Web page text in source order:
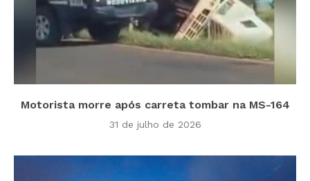
Motorista morre após carreta tombar na MS-164
31 de julho de 2026